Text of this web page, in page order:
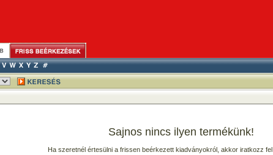
Sajnos nincs ilyen termékünk!
Ha szeretnél értesülni a frissen beérkezett kiadványokról, akkor iratkozz fel